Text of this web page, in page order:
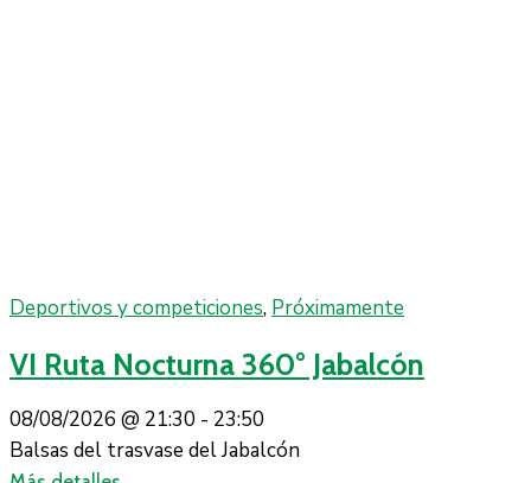
Deportivos y competiciones, Próximamente
VI Ruta Nocturna 360° Jabalcón
08/08/2026 @ 21:30 - 23:50
Balsas del trasvase del Jabalcón